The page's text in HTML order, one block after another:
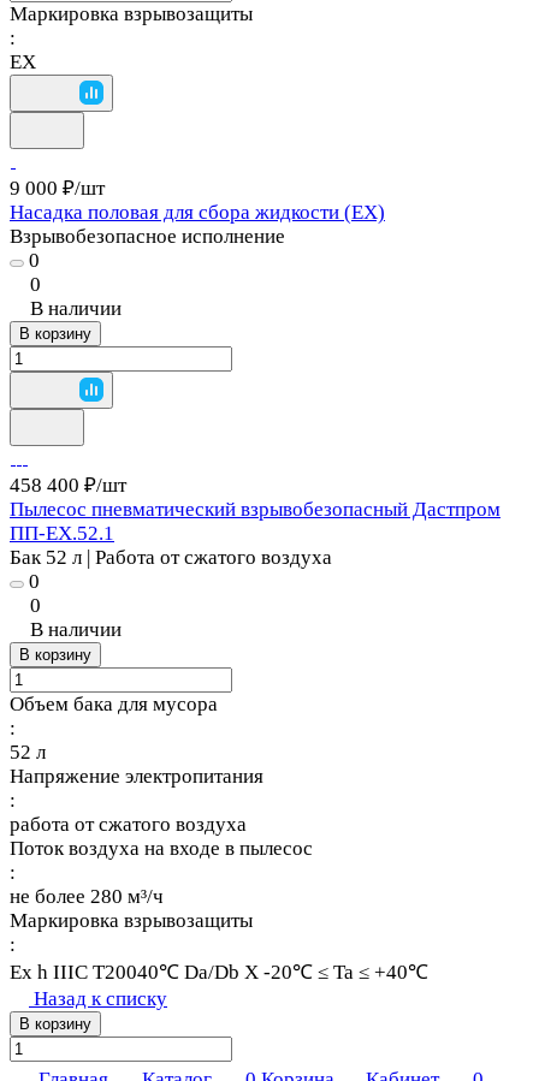
Маркировка взрывозащиты
:
EX
9 000 ₽/шт
Насадка половая для сбора жидкости (EX)
Взрывобезопасное исполнение
0
0
В наличии
В корзину
458 400 ₽/шт
Пылесос пневматический взрывобезопасный Дастпром
ПП-ЕХ.52.1
Бак 52 л | Работа от сжатого воздуха
0
0
В наличии
В корзину
Объем бака для мусора
:
52 л
Напряжение электропитания
:
работа от сжатого воздуха
Поток воздуха на входе в пылесос
:
не более 280 м³/ч
Маркировка взрывозащиты
:
Ex h IIIC T20040℃ Da/Db X -20℃ ≤ Ta ≤ +40℃
Назад к списку
В корзину